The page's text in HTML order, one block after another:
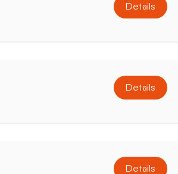
Details
Details
Details